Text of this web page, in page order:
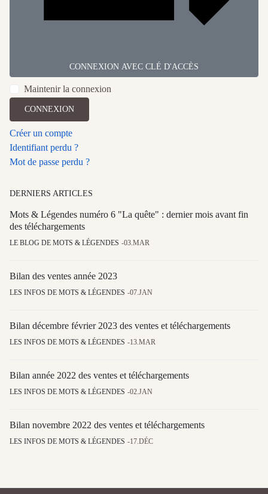
CONNEXION AVEC CLÉ D'ACCÈS
Maintenir la connexion
CONNEXION
Créer un compte
Identifiant perdu ?
Mot de passe perdu ?
DERNIERS ARTICLES
Mots & Légendes numéro 6 "La quête" : dernier mois avant fin
des téléchargements
LE BLOG DE MOTS & LÉGENDES 03.MAR
Bilan des ventes année 2023
LES INFOS DE MOTS & LÉGENDES 07.JAN
Bilan décembre février 2023 des ventes et téléchargements
LES INFOS DE MOTS & LÉGENDES 13.MAR
Bilan année 2022 des ventes et téléchargements
LES INFOS DE MOTS & LÉGENDES 02.JAN
Bilan novembre 2022 des ventes et téléchargements
LES INFOS DE MOTS & LÉGENDES 17.DÉC